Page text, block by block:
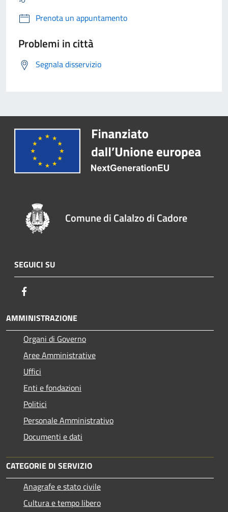
Prenota un appuntamento
Problemi in città
Segnala disservizio
Comune di Calalzo di Cadore
SEGUICI SU
AMMINISTRAZIONE
Organi di Governo
Aree Amministrative
Uffici
Enti e fondazioni
Politici
Personale Amministrativo
Documenti e dati
CATEGORIE DI SERVIZIO
Anagrafe e stato civile
Cultura e tempo libero